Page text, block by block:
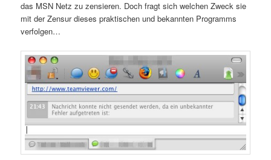
das MSN Netz zu zensieren. Doch fragt sich welchen Zweck sie
mit der Zensur dieses praktischen und bekannten Programms
verfolgen…